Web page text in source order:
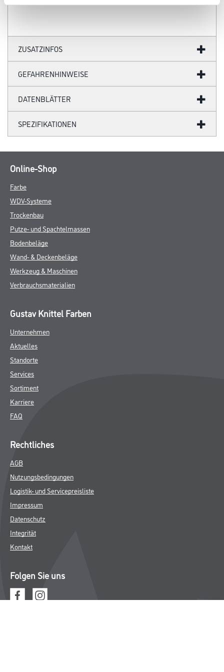
ZUSATZINFOS
GEFAHRENHINWEISE
DATENBLÄTTER
SPEZIFIKATIONEN
Online-Shop
Farbe
WDV-Systeme
Trockenbau
Putze- und Spachtelmassen
Bodenbeläge
Wand- & Deckenbeläge
Werkzeug & Maschinen
Verbrauchsmaterialien
Gustav Knittel Farben
Unternehmen
Aktuelles
Standorte
Services
Sortiment
Karriere
FAQ
Rechtliches
AGB
Nutzungsbedingungen
Logistik- und Servicepreisliste
Impressum
Datenschutz
Integrität
Kontakt
Folgen Sie uns